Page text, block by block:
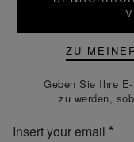
ZU
Geben Sie Ihre
zu werden,
Insert your email